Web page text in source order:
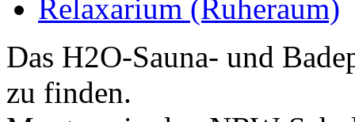
Relaxarium (Ruheraum)
Das H2O-Sauna- und
zu finden.